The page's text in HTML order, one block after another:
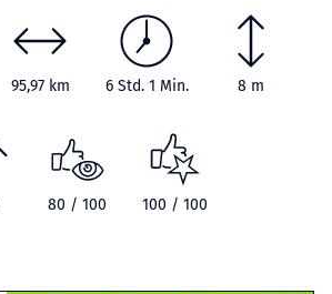
95,97 km 6 Std. 1 Min. 8 m
80 / 100 100 / 100